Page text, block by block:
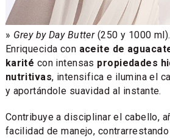
» Grey by Day Butter(250 y 1000 ml).
Enriquecida con aceite de
karité con intensas propiedades
nutritivas, intensifica e ilumina el
y aportándole suavidad al instante.
Contribuye a disciplinar el cabello,
facilidad de manejo,